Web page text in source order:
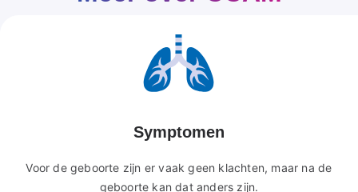
Symptomen
Voor de geboorte zijn er vaak geen klachten, maar na de
geboorte kan dat anders zijn.